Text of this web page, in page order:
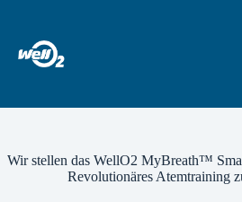
Wir stellen das WellO2 MyBreath™
Revolutionäres Atemtraining